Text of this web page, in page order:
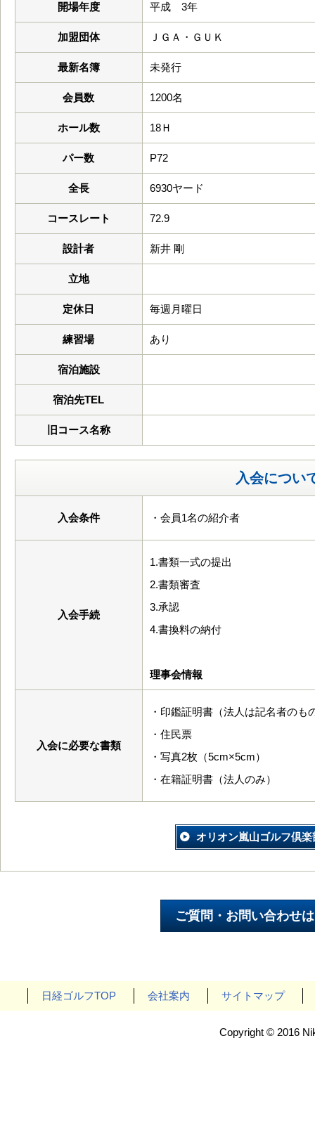
開場年度 平成 3年
加盟団体 ＪＧＡ・ＧＵＫ
最新名簿 未発行
会員数 1200名
ホール数 18Ｈ
パー数 P72
全長 6930ヤード
コースレート 72.9
設計者 新井 剛
立地
定休日 毎週月曜日
練習場 あり
宿泊施設
宿泊先TEL
旧コース名称
入会につい
入会条件 ・会員1名の紹介者
入会手続
1.書類一式の提出
2.書類審査
3.承認
4.書換料の納付
理事会情報
入会に必要な書類
・印鑑証明書（法人は記名者のも
・住民票
・写真2枚（5cm×5cm）
・在籍証明書（法人のみ）
オリオン嵐山ゴルフ倶
日経ゴルフTOP 会社案内 サイトマップ
Copyright © 2016